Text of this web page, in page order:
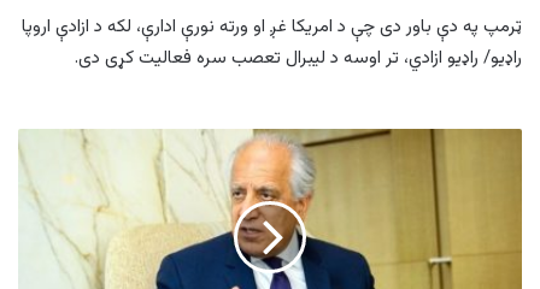
ټرمپ په دې باور دی چې د امریکا غږ او ورته نورې ادارې، لکه د ازادې اروپا
راډیو/ راډیو ازادي، تر اوسه د لیبرال تعصب سره فعالیت کړی دی.
خلیل‌زاد: